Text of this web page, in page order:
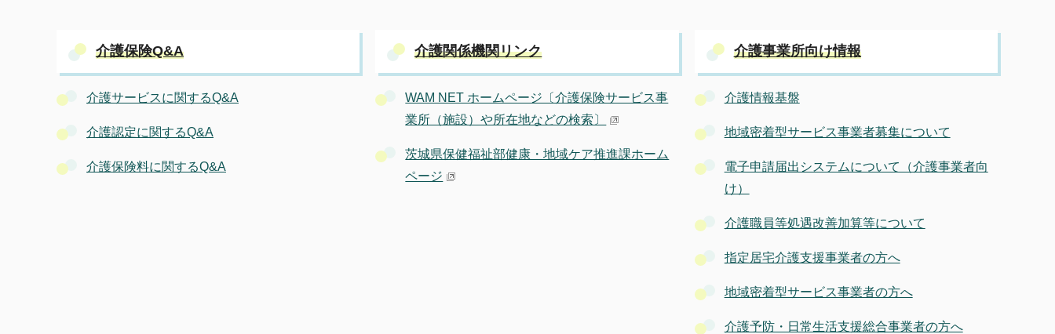
介護保険Q&A
介護サービスに関するQ&A
介護認定に関するQ&A
介護保険料に関するQ&A
介護関係機関リンク
WAM NET ホームページ〔介護保険サービス事
業所（施設）や所在地などの検索〕
茨城県保健福祉部健康・地域ケア推進課ホーム
ページ
介護事業所向け情報
介護情報基盤
地域密着型サービス事業者募集について
電子申請届出システムについて（介護事業者向
け）
介護職員等処遇改善加算等について
指定居宅介護支援事業者の方へ
地域密着型サービス事業者の方へ
介護予防・日常生活支援総合事業者の方へ